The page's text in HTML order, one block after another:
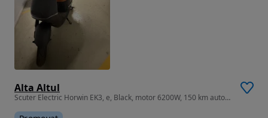
Alta Altul
Scuter Electric Horwin EK3, e, Black, motor 6200W, 150 km autonomie